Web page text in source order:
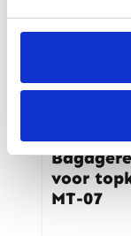
Yamaha
voor
MT-07